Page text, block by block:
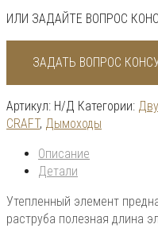
ИЛИ ЗАДАЙТЕ ВОПРОС
ЗАДАТЬ ВОПРОС
Артикул: Н/Д Категории:
CRAFT, Дымоходы
Описание
Детали
Утепленный элемент
раструба полезная длина